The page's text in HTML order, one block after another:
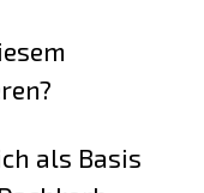
als Basis